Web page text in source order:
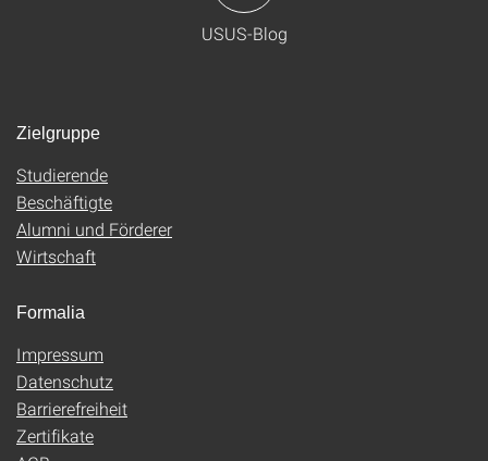
USUS-Blog
Zielgruppe
Studierende
Beschäftigte
Alumni und Förderer
Wirtschaft
Formalia
Impressum
Datenschutz
Barrierefreiheit
Zertifikate